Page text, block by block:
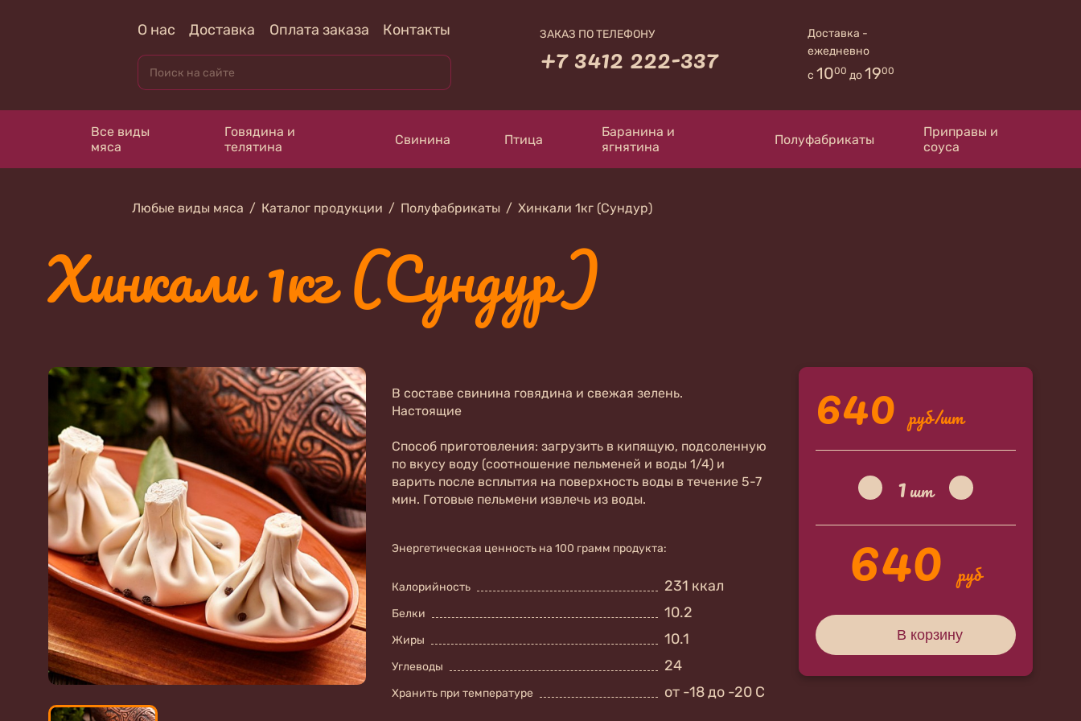
О нас Доставка Оплата заказа Контакты ЗАКАЗ ПО ТЕЛЕФОНУ
+7 3412 222-337
Доставка -
ежедневно
с 1000 до1900
Все виды
мяса
Говядина и
телятина
Свинина Птица
Баранина и
ягнятина
Полуфабрикаты
Приправы и
соуса
Любые виды мяса Каталог продукции Полуфабрикаты Хинкали 1кг (Сундур)
Хинкали 1кг (Сундур)
В составе свинина говядина и свежая зелень.
Настоящие
Способ приготовления: загрузить в кипящую, подсоленную
по вкусу воду (соотношение пельменей и воды 1/4) и
варить после всплытия на поверхность воды в течение 5-7
мин. Готовые пельмени извлечь из воды.
Энергетическая ценность на 100 грамм продукта:
Калорийность 231 ккал
Белки 10.2
Жиры 10.1
Углеводы 24
Хранить при температуре от -18 до -20 С
640 руб/шт
1шт
640 руб
В корзину